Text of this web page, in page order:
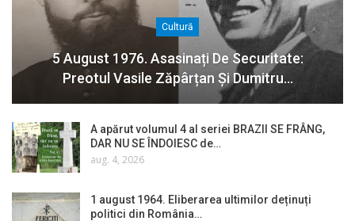
Cultură
5 August 1976. Asasinați De Securitate:
Preotul Vasile Zăpârțan Și Dumitru…
A apărut volumul 4 al seriei BRAZII SE FRÂNG,
DAR NU SE ÎNDOIESC de…
aug. 4, 2026
1 august 1964. Eliberarea ultimilor deținuți
politici din România…